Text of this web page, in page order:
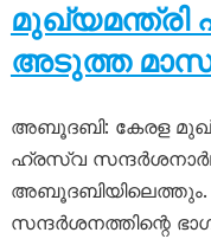
മുഖ്യമന്ത്രി
അടുത്ത
അബൂദബി: കേരള
ഹ്രസ്വ
അബൂദബിയിലെത്തും.
സന്ദർശനത്തിന്റെ